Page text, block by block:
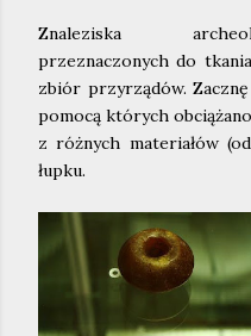
Znaleziska
przeznaczonych do
zbiór przyrządów.
pomocą których
z różnych materiałów
łupku.